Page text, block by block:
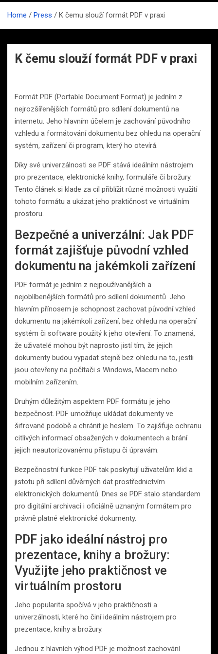
Home Press K čemu slouží formát PDF v praxi
K čemu slouží formát PDF v praxi
Formát PDF (Portable Document Format) je jedním z
nejrozšířenějších formátů pro sdílení dokumentů na
internetu. Jeho hlavním účelem je zachování původního
vzhledu a formátování dokumentu bez ohledu na operační
systém, zařízení či program, který ho otevírá.
Díky své univerzálnosti se PDF stává ideálním nástrojem
pro prezentace, elektronické knihy, formuláře či brožury.
Tento článek si klade za cíl přiblížit různé možnosti využití
tohoto formátu a ukázat jeho praktičnost ve virtuálním
prostoru.
Bezpečné a univerzální: Jak PDF
formát zajišťuje původní vzhled
dokumentu na jakémkoli zařízení
PDF formát je jedním z nejpoužívanějších a
nejoblíbenějších formátů pro sdílení dokumentů. Jeho
hlavním přínosem je schopnost zachovat původní vzhled
dokumentu na jakémkoli zařízení, bez ohledu na operační
systém či software použitý k jeho otevření. To znamená,
že uživatelé mohou být naprosto jistí tím, že jejich
dokumenty budou vypadat stejně bez ohledu na to, jestli
jsou otevřeny na počítači s Windows, Macem nebo
mobilním zařízením.
Druhým důležitým aspektem PDF formátu je jeho
bezpečnost. PDF umožňuje ukládat dokumenty ve
šifrované podobě a chránit je heslem. To zajišťuje ochranu
citlivých informací obsažených v dokumentech a brání
jejich neautorizovanému přístupu či úpravám.
Bezpečnostní funkce PDF tak poskytují uživatelům klid a
jistotu při sdílení důvěrných dat prostřednictvím
elektronických dokumentů. Dnes se PDF stalo standardem
pro digitální archivaci i oficiálně uznaným formátem pro
právně platné elektronické dokumenty.
PDF jako ideální nástroj pro
prezentace, knihy a brožury:
Využijte jeho praktičnost ve
virtuálním prostoru
Jeho popularita spočívá v jeho praktičnosti a
univerzálnosti, které ho činí ideálním nástrojem pro
prezentace, knihy a brožury.
Jednou z hlavních výhod PDF je možnost zachování